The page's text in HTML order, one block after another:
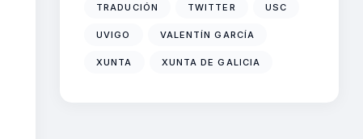
TRADUCIÓN TWITTER USC
UVIGO VALENTÍN GARCÍA
XUNTA XUNTA DE GALICIA